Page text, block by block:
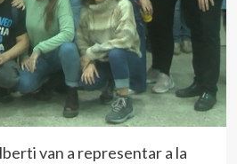
van a representar a la